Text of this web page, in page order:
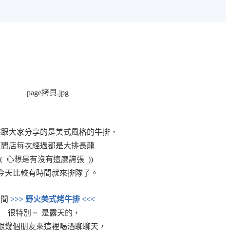
大家分享的是美式風格的牛排，
店每次經過都是大排長龍
心想是有沒有這麼誇張 ))
天比較有時間就來排隊了。
間>>> 野火美式烤牛排 <<<
很特別 ~ 是露天的，
幾個朋友來這裡喝酒聊聊天，